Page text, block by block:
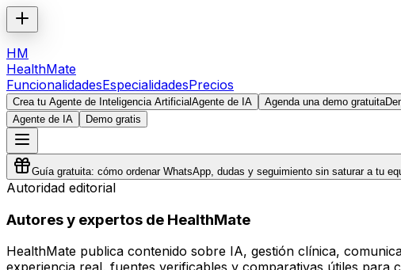
HM
HealthMate
FuncionalidadesEspecialidadesPrecios
Crea tu Agente de Inteligencia ArtificialAgente de IA Agenda una demo gratuita
Agente de IA
Demo gratis
Guía gratuita: cómo ordenar WhatsApp, dudas y seguimiento sin saturar a tu
Autoridad editorial
Autores y expertos de HealthMate
HealthMate publica contenido sobre IA, gestión clínica,